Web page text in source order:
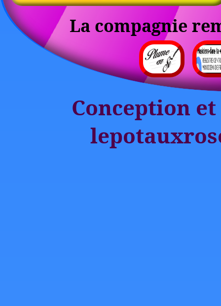
La compagnie
Conception